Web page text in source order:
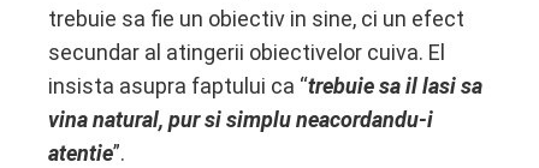
trebuie sa fie un obiectiv in sine, ci un efect
secundar al atingerii obiectivelor cuiva. El
insista asupra faptului ca “trebuie sa il lasi sa
vina natural, pur si simplu neacordandu-i
atentie”.